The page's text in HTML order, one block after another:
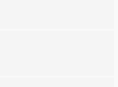
40克，生地黄30克，升麻
200毫升，二煎加水300毫
。上下午分服，每日1剂。